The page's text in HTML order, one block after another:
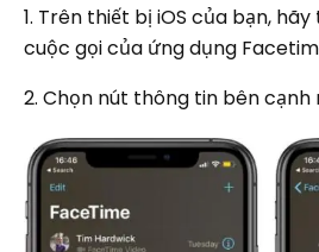
1. Trên thiết bị iOS của bạn,
cuộc gọi của ứng dụng
2. Chọn nút thông tin bên cạnh